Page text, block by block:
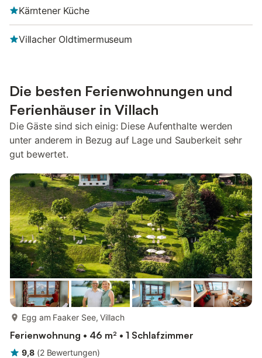
Kärntener Küche
Villacher Oldtimermuseum
Die besten Ferienwohnungen und
Ferienhäuser in Villach
Die Gäste sind sich einig: Diese Aufenthalte werden
unter anderem in Bezug auf Lage und Sauberkeit sehr
gut bewertet.
Egg am Faaker See, Villach
Ferienwohnung • 46 m² • 1 Schlafzimmer
9,8 (2 Bewertungen)